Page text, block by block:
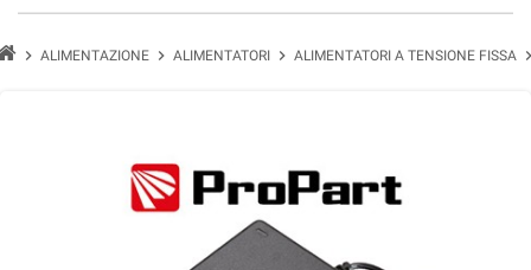
chevron_right ALIMENTAZIONE chevron_right ALIMENTATORI chevron_right ALIMENTATORI A TENSIONE FISSA